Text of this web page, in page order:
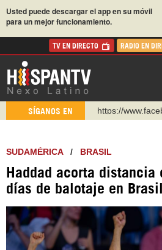
Usted puede descargar el app en su móvil
para un mejor funcionamiento.
TV EN DIRECTO RADIO EN
SÍGANOS EN
https://
https://t.me/
https://
WhatsApp y
https://
SUDAMÉRICA/ BRASIL
Haddad acorta distancia
días de balotaje en Brasil